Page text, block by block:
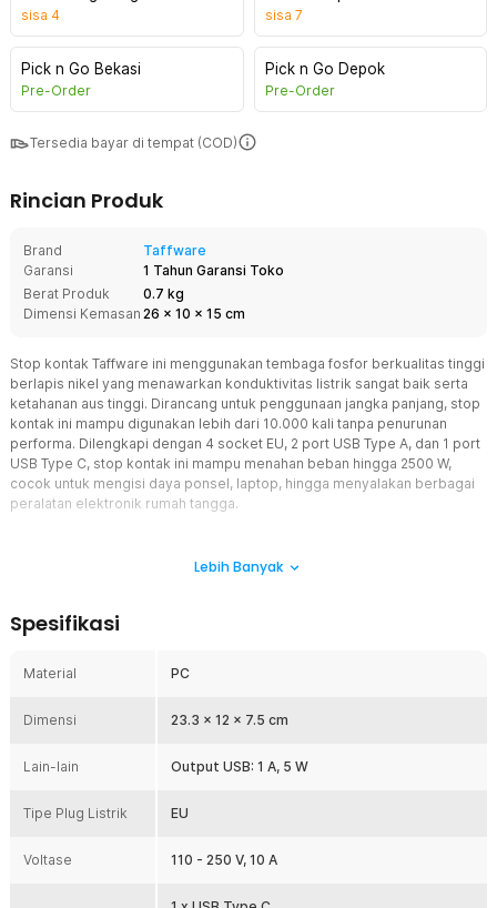
sisa 4 sisa 7
Pick n Go Bekasi
Pre-Order
Pick n Go Depok
Pre-Order
Tersedia bayar di tempat (COD)
Rincian Produk
Brand
Taffware
Garansi
1 Tahun Garansi Toko
Berat Produk
0.7 kg
Dimensi Kemasan 26 x 10 x 15 cm
Stop kontak Taffware ini menggunakan tembaga fosfor berkualitas tinggi
berlapis nikel yang menawarkan konduktivitas listrik sangat baik serta
ketahanan aus tinggi. Dirancang untuk penggunaan jangka panjang, stop
kontak ini mampu digunakan lebih dari 10.000 kali tanpa penurunan
performa. Dilengkapi dengan 4 socket EU, 2 port USB Type A, dan 1 port
USB Type C, stop kontak ini mampu menahan beban hingga 2500 W,
cocok untuk mengisi daya ponsel, laptop, hingga menyalakan berbagai
peralatan elektronik rumah tangga.
dengan lembaran tembaga fosfor berlapis nikel yang memiliki daya
untuk mencolok dan mencabut perangkat lebih dari 10.000 kali
Stop Kontak dengan Lampu Indikator
stop kontak aktif. Memudahkan Anda memastikan kondisi daya
tanpa harus mencolokkan perangkat. Lampu indikator ini juga dapat
seperti kamar tidur, dapur, atau ruang kerja.
Lebih Banyak
Spesifikasi
Material PC
Dimensi 23.3 x 12 x 7.5 cm
Lain-lain Output USB: 1 A, 5 W
Tipe Plug Listrik EU
Voltase 110 - 250 V, 10 A